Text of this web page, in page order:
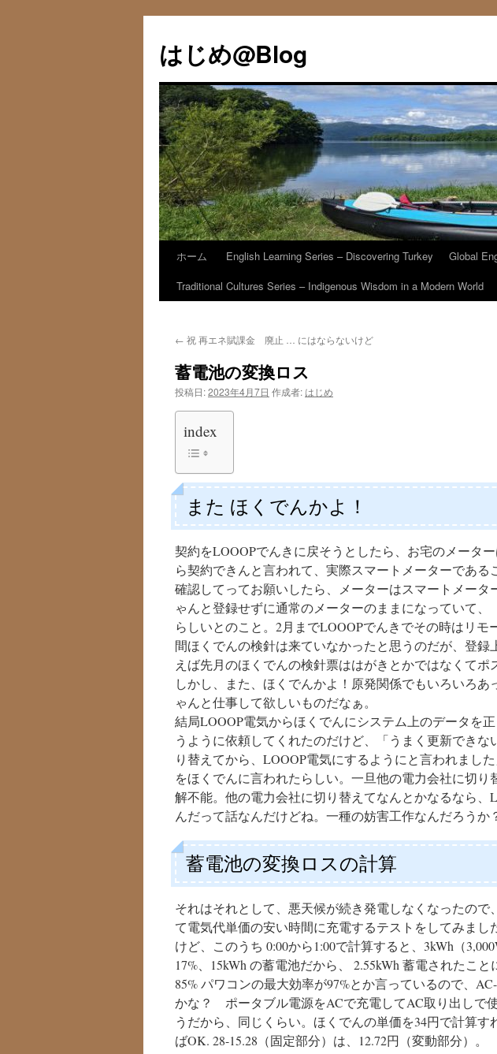
テ
ン
へ
ス
キ
ッ
プ
はじめ@Blog
ホーム English Learning Series – Discovering Turkey
Global
Traditional Cultures Series – Indigenous Wisdom in a Modern World
← 祝 再エネ賦課金 廃止 … にはならないけど
蓄電池の変換ロス
投稿日:2023年4月7日 作成者: はじめ
index
また ほくでんかよ！
契約をLOOOPでんきに戻そうとしたら、お宅のメータ
ら契約できんと言われて、実際スマートメーターである
確認してってお願いしたら、メーターはスマートメータ
ゃんと登録せずに通常のメーターのままになっていて、
らしいとのこと。2月までLOOOPでんきでその時はリ
間ほくでんの検針は来ていなかったと思うのだが、登録
えば先月のほくでんの検針票ははがきとかではなくてポ
しかし、また、ほくでんかよ！原発関係でもいろいろ
ゃんと仕事して欲しいものだなぁ。
結局LOOOP電気からほくでんにシステム上のデータを
うように依頼してくれたのだけど、「うまく更新でき
り替えてから、LOOOP電気にするようにと言われまし
をほくでんに言われたらしい。一旦他の電力会社に切
解不能。他の電力会社に切り替えてなんとかなるなら、
んだって話なんだけどね。一種の妨害工作なんだろうか
蓄電池の変換ロスの計算
それはそれとして、悪天候が続き発電しなくなったので
て電気代単価の安い時間に充電するテストをしてみまし
けど、このうち 0:00から1:00で計算すると、3kWh（
17%、15kWh の蓄電池だから、 2.55kWh 蓄電されたこ
85% パワコンの最大効率が97%とか言っているので、
かな？ ポータブル電源をACで充電してAC取り出しで
うだから、同じくらい。ほくでんの単価を34円で計算
ばOK. 28-15.28（固定部分）は、12.72円（変動部分）。